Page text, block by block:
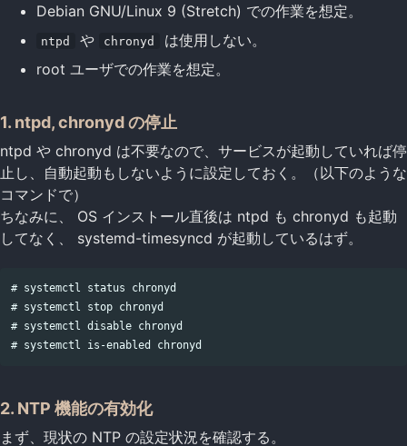
Debian GNU/Linux 9 (Stretch) での作業を想定。
ntpd や chronyd
は使用しない。
root ユーザでの作業を想定。
1. ntpd, chronyd の停止
ntpd や chronyd は不要なので、サービスが起動していれば停
止し、自動起動もしないように設定しておく。（以下のような
コマンドで）
ちなみに、 OS インストール直後は ntpd も chronyd も起動
してなく、 systemd-timesyncd が起動しているはず。
# systemctl status chronyd
# systemctl stop chronyd
# systemctl disable chronyd
2. NTP 機能の有効化
まず、現状の NTP の設定状況を確認する。